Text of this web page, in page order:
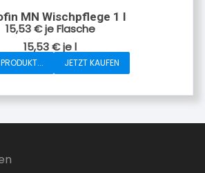
MN Wischpflege 1 l
15,53€je Flasche
15,53€jel
JETZT KAUFEN